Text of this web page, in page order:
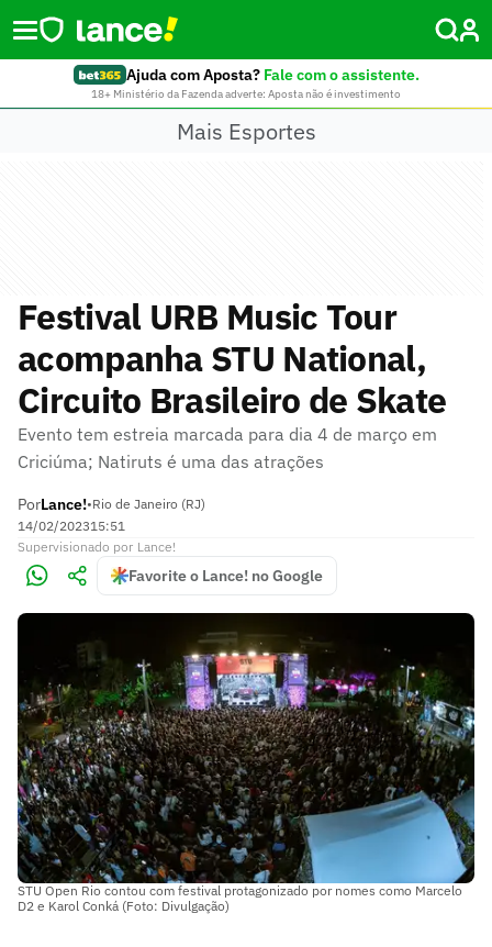
Ajuda com Aposta? Fale com o assistente.
18+ Ministério da Fazenda adverte: Aposta não é investimento
Mais Esportes
Festival URB Music Tour
acompanha STU National,
Circuito Brasileiro de Skate
Evento tem estreia marcada para dia 4 de março em
Criciúma; Natiruts é uma das atrações
PorLance!•Rio de Janeiro (RJ)
14/02/202315:51
Supervisionado por Lance!
Favorite o Lance! no Google
STU Open Rio contou com festival protagonizado por nomes como Marcelo
D2 e Karol Conká (Foto: Divulgação)